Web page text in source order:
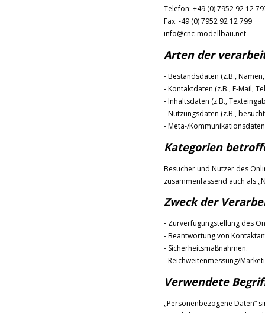
Telefon: +49 (0) 7952 92 12
Fax: -49 (0) 7952 92 12 799
info@cnc-modellbau.net
Arten der
- Bestandsdaten (z.B.,
- Kontaktdaten (z.B., E-Mail,
- Inhaltsdaten (z.B.,
- Nutzungsdaten (z.B.,
- Meta-/
Kategorien
Besucher und Nutzer des
zusammenfassend auch als
Zweck der
- Zurverfügungstellung des
- Beantwortung von
- Sicherheitsmaßnahmen.
- Reichweitenmessung/
Verwendete
„Personenbezogene Daten“